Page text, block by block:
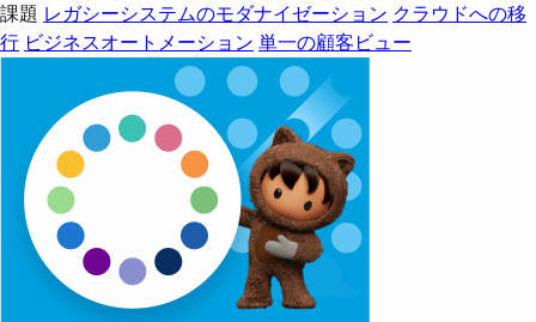
課題 レガシーシステムのモダナイゼーション クラウドへの移
行 ビジネスオートメーション 単一の顧客ビュー